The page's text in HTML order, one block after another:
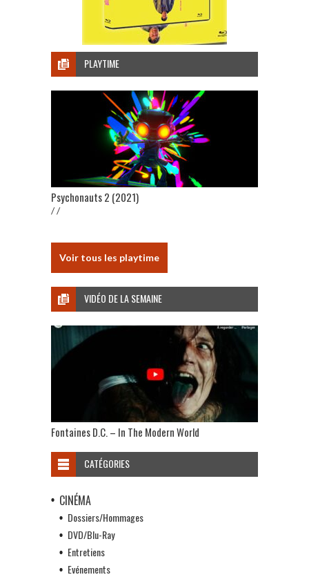
PLAYTIME
Psychonauts 2 (2021)
/ /
Voir tous les playtime
VIDÉO DE LA SEMAINE
Fontaines D.C. – In The Modern World
CATÉGORIES
CINÉMA
Dossiers/Hommages
DVD/Blu-Ray
Entretiens
Evénements